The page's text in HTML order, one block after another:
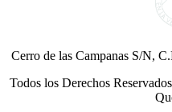
Cerro de las Campanas S/N,
Todos los Derechos